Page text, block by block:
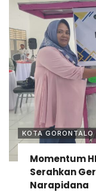
KOTA GORONTALO
Momentum
Serahkan
Narapidana